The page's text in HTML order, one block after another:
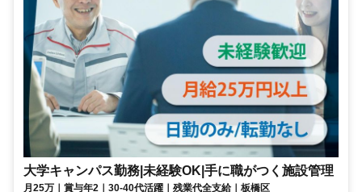
大学キャンパス勤務|未経験OK|手に職がつく施設管理
月25万｜賞与年2｜30-40代活躍｜残業代全支給｜板橋区